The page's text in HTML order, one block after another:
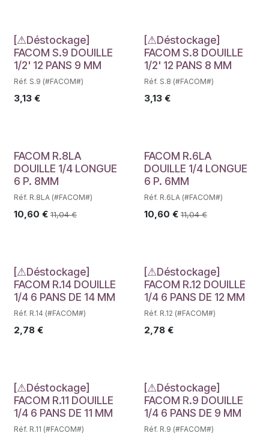
Déstockage
[⚠Déstockage]
FACOM S.9 DOUILLE
1/2' 12 PANS 9 MM
Réf. S.9 (#FACOM#)
3,13 €
Déstockage
[⚠Déstockage]
FACOM S.8 DOUILLE
1/2' 12 PANS 8 MM
Réf. S.8 (#FACOM#)
3,13€
FACOM R.8LA
DOUILLE 1/4 LONGUE
6 P. 8MM
Réf. R.8LA (#FACOM#)
10,60 € 11,04€
FACOM R.6LA
DOUILLE 1/4 LONGUE
6 P. 6MM
Réf. R.6LA (#FACOM#)
10,60 € 11,04€
Déstockage
[⚠Déstockage]
FACOM R.14 DOUILLE
1/4 6 PANS DE 14 MM
Réf. R.14 (#FACOM#)
2,78 €
Déstockage
[⚠Déstockage]
FACOM R.12 DOUILLE
1/4 6 PANS DE 12 MM
Réf. R.12 (#FACOM#)
2,78€
Déstockage
[⚠Déstockage]
FACOM R.11 DOUILLE
1/4 6 PANS DE 11 MM
Réf. R.11 (#FACOM#)
Déstockage
[⚠Déstockage]
FACOM R.9 DOUILLE
1/4 6 PANS DE 9 MM
Réf. R.9 (#FACOM#)